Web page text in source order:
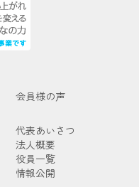
会員様の声
代表あいさつ
法人概要
役員一覧
情報公開